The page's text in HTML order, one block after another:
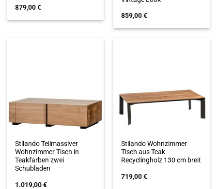
879,00€
859,00€
Stilando Teilmassiver
Wohnzimmer Tisch in
Teakfarben zwei
Schubladen
1.019,00€
Stilando Wohnzimmer
Tisch aus Teak
Recyclingholz 130 cm breit
719,00€